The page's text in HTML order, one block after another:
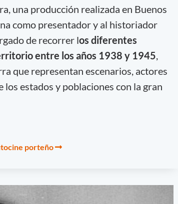
una producción realizada en Buenos
como presentador y al historiador
de recorrer los diferentes
entre los años 1938 y 1945
que representan escenarios, actores
estados y poblaciones con la gran
porteño